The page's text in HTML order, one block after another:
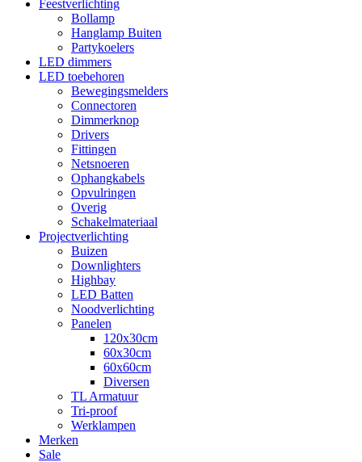
Feestverlichting
Bollamp
Hanglamp Buiten
Partykoelers
LED dimmers
LED toebehoren
Bewegingsmelders
Connectoren
Dimmerknop
Drivers
Fittingen
Netsnoeren
Ophangkabels
Opvulringen
Overig
Schakelmateriaal
Projectverlichting
Buizen
Downlighters
Highbay
LED Batten
Noodverlichting
Panelen
120x30cm
60x30cm
60x60cm
Diversen
TL Armatuur
Tri-proof
Werklampen
Merken
Sale